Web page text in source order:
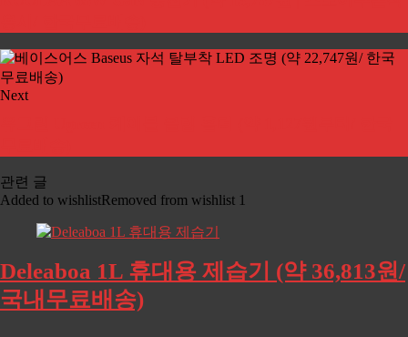
Next
관련 글
Added to wishlistRemoved from wishlist 1
Deleaboa 1L 휴대용 제습기 (약 36,813원/
국내무료배송)